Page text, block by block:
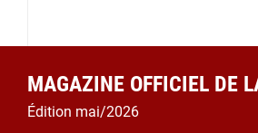
MAGAZINE OFFICIEL DE
Édition mai/2026